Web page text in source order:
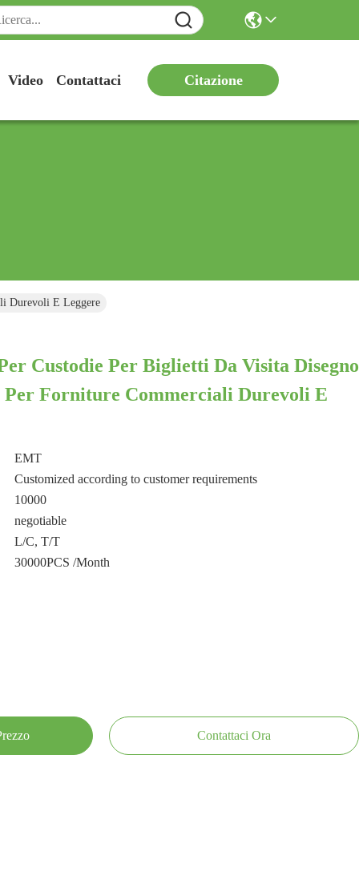
Video Contattaci Citazione
Durevoli E Leggere
Custodie Per Biglietti Da Visita Disegno
Per Forniture Commerciali Durevoli E
EMT
Customized according to customer requirements
10000
negotiable
L/C, T/T
30000PCS /Month
Contattaci Ora